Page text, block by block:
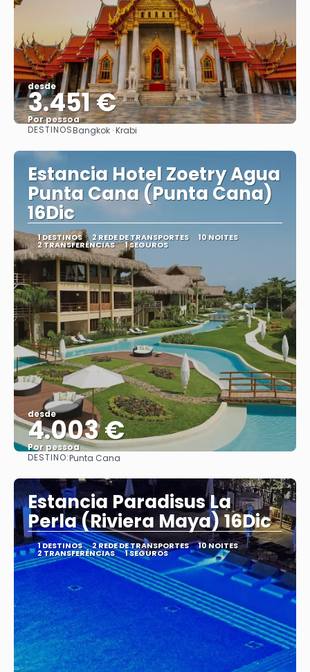
desde
3.451 €
Por pessoa
DESTINOSBangkok · Krabi
Estancia Hotel Zoetry Agua
Punta Cana (Punta Cana)
16Dic
1 DESTINOS 2 REDE DE TRANSPORTES 10 NOITES
2 TRANSFERÊNCIAS 1 SEGUROS
desde
4.003 €
Por pessoa
DESTINO:Punta Cana
Estancia Paradisus La
Perla (Riviera Maya) 16Dic
1 DESTINOS 2 REDE DE TRANSPORTES 10 NOITES
2 TRANSFERÊNCIAS 1 SEGUROS